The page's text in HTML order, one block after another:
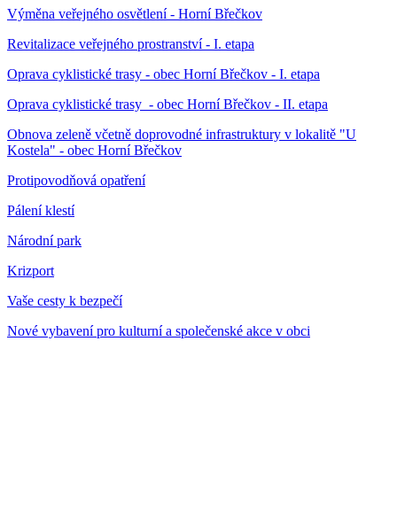
Výměna veřejného osvětlení - Horní Břečkov
Revitalizace veřejného prostranství - I. etapa
Oprava cyklistické trasy - obec Horní Břečkov - I. etapa
Oprava cyklistické trasy - obec Horní Břečkov - II. etapa
Obnova zeleně včetně doprovodné infrastruktury v lokalitě "U
Kostela" - obec Horní Břečkov
Protipovodňová opatření
Pálení klestí
Národní park
Krizport
Vaše cesty k bezpečí
Nové vybavení pro kulturní a společenské akce v obci